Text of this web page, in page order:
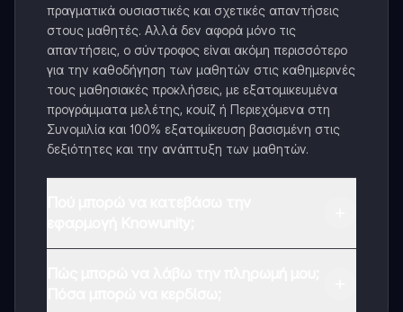
πραγματικά ουσιαστικές και σχετικές απαντήσεις
στους μαθητές. Αλλά δεν αφορά μόνο τις
απαντήσεις, ο σύντροφος είναι ακόμη περισσότερο
για την καθοδήγηση των μαθητών στις καθημερινές
τους μαθησιακές προκλήσεις, με εξατομικευμένα
προγράμματα μελέτης, κουίζ ή Περιεχόμενα στη
Συνομιλία και 100% εξατομίκευση βασισμένη στις
δεξιότητες και την ανάπτυξη των μαθητών.